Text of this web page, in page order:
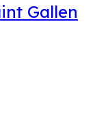
Gallen